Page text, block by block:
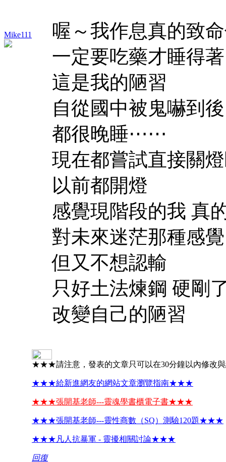
Mike111
喔～我作息真的致
一定要吃藥才睡得著
這是我的陋習
自從國中被鬼嚇到後
都很晚睡⋯⋯
現在都嘗試直接關
以前都開燈
感覺現階段的我 真
對未來迷茫那種感覺
但又不想認輸
只好土法煉鋼 硬剛
改變自己的陋習
★★★請注意，發表的文章只可以在30分鐘以內修
★★★給新進網友的網站文章瀏覽指南★★★
★★★張開基老師---靈魂學書櫃電子書★★★
★★★張開基老師---靈性商數（SQ）測驗120題★★★
★★★凡人抗暴軍 - 靈擾相關討論★★★
回復